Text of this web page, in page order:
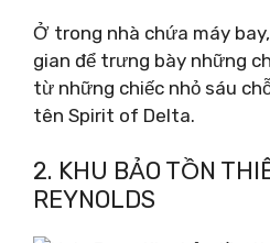
Ở trong nhà chứa máy
gian để trưng bày những
từ những chiếc nhỏ sáu
tên Spirit of Delta.
2. KHU BẢO TỒN
REYNOLDS